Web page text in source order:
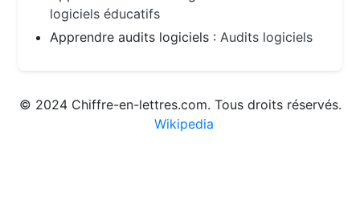
logiciels éducatifs
Apprendre audits logiciels :Audits logiciels
© 2024 Chiffre-en-lettres.com. Tous droits réservés.
Wikipedia